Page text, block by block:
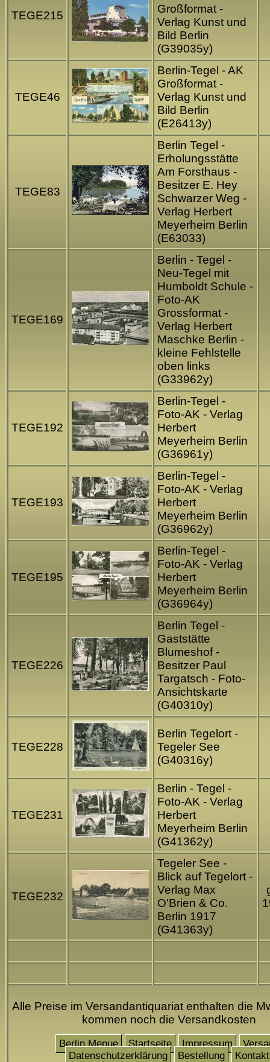
TEGE215
Großformat -
Verlag Kunst und
Bild Berlin
(G39035y)
TEGE46
Berlin-Tegel - AK
Großformat -
Verlag Kunst und
Bild Berlin
(E26413y)
TEGE83
Berlin Tegel -
Erholungsstätte
Am Forsthaus -
Besitzer E. Hey
Schwarzer Weg -
Verlag Herbert
Meyerheim Berlin
(E63033)
TEGE169
Berlin - Tegel -
Neu-Tegel mit
Humboldt Schule -
Foto-AK
Grossformat -
Verlag Herbert
Maschke Berlin -
kleine Fehlstelle
oben links
(G33962y)
TEGE192
Berlin-Tegel -
Foto-AK - Verlag
Herbert
Meyerheim Berlin
(G36961y)
TEGE193
Berlin-Tegel -
Foto-AK - Verlag
Herbert
Meyerheim Berlin
(G36962y)
TEGE195
Berlin-Tegel -
Foto-AK - Verlag
Herbert
Meyerheim Berlin
(G36964y)
TEGE226
Berlin Tegel -
Gaststätte
Blumeshof -
Besitzer Paul
Targatsch - Foto-
Ansichtskarte
(G40310y)
TEGE228
Berlin Tegelort -
Tegeler See
(G40316y)
TEGE231
Berlin - Tegel -
Foto-AK - Verlag
Herbert
Meyerheim Berlin
(G41362y)
TEGE232
Tegeler See -
Blick auf Tegelort -
Verlag Max
O'Brien & Co.
Berlin 1917
(G41363y)
Alle Preise im Versandantiquariat enthalten die
kommen noch die Versandkosten
Berlin Menue Startseite Impressum
Datenschutzerklärung
Bestellung Kontakt